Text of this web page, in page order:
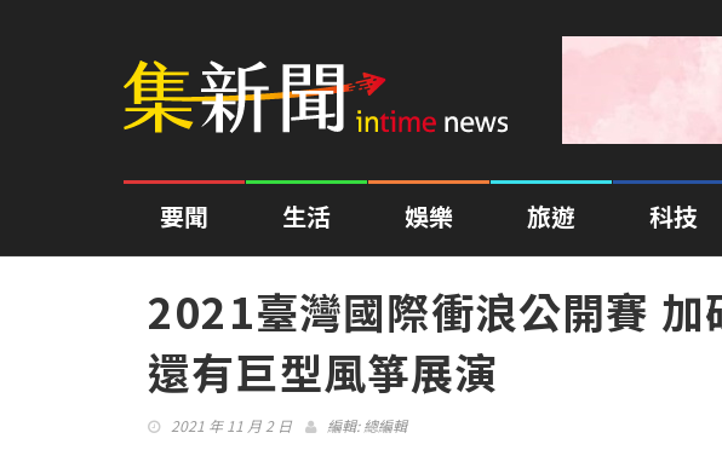
要聞 生活 娛樂 旅遊 科技
2021臺灣國際衝浪公開賽 加
還有巨型風箏展演
2021 年 11 月 2 日 編輯:總編輯